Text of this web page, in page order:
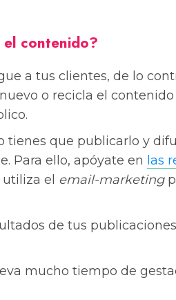
contenido?
a tus clientes, de lo
o recicla el
tienes que publicarlo y
Para ello, apóyate en las
el email-marketing
de tus
mucho tiempo de